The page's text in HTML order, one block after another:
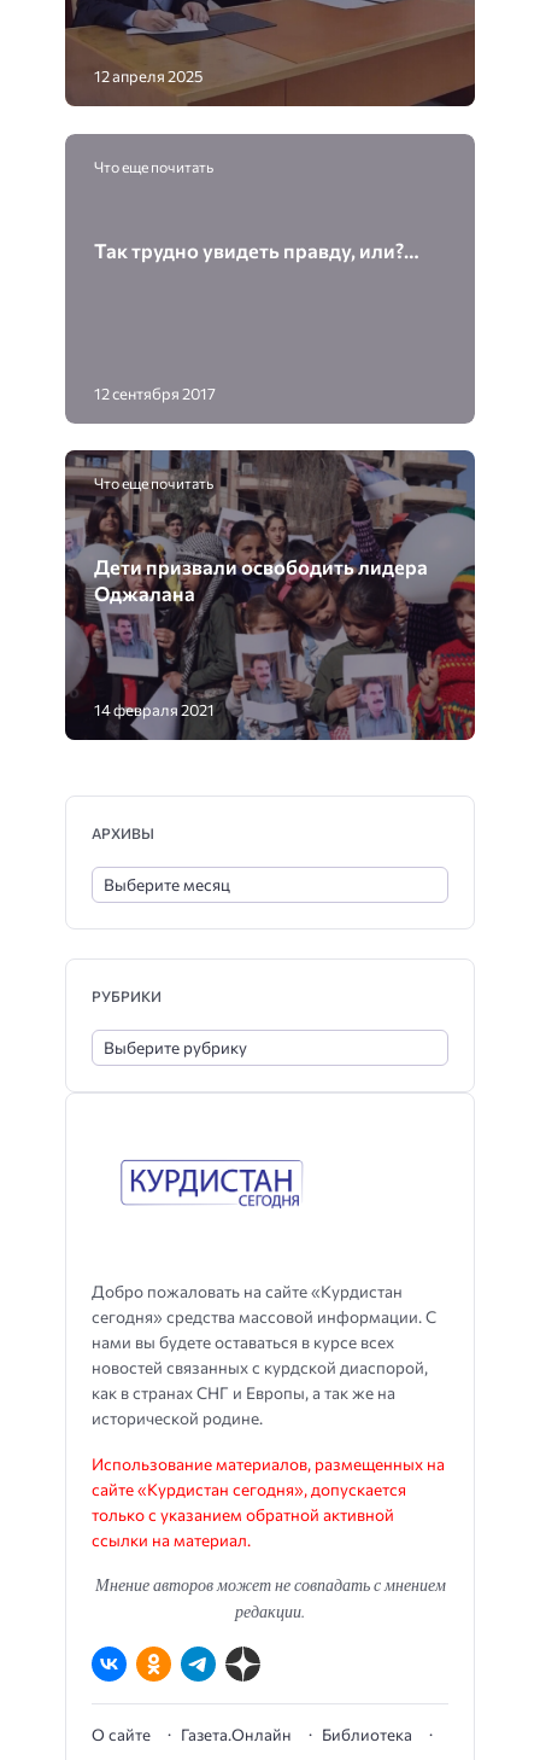
12 апреля 2025
Что еще почитать
Так трудно увидеть правду, или?…
12 сентября 2017
Что еще почитать
Дети призвали освободить лидера
Оджалана
14 февраля 2021
Добро пожаловать на сайте «Курдистан
сегодня» средства массовой информации. С
нами вы будете оставаться в курсе всех
новостей связанных с курдской диаспорой,
как в странах СНГ и Европы, а так же на
исторической родине.
Использование материалов, размещенных на
сайте «Курдистан сегодня», допускается
только с указанием обратной активной
ссылки на материал.
Мнение авторов может не совпадать с мнением
редакции.
О сайте Газета.Онлайн
Библиотека
АРХИВЫ
РУБРИКИ